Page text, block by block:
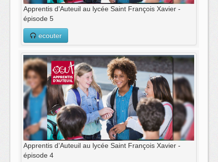
Apprentis d’Auteuil au lycée Saint François Xavier -
épisode 5
ecouter
Apprentis d’Auteuil au lycée Saint François Xavier -
épisode 4